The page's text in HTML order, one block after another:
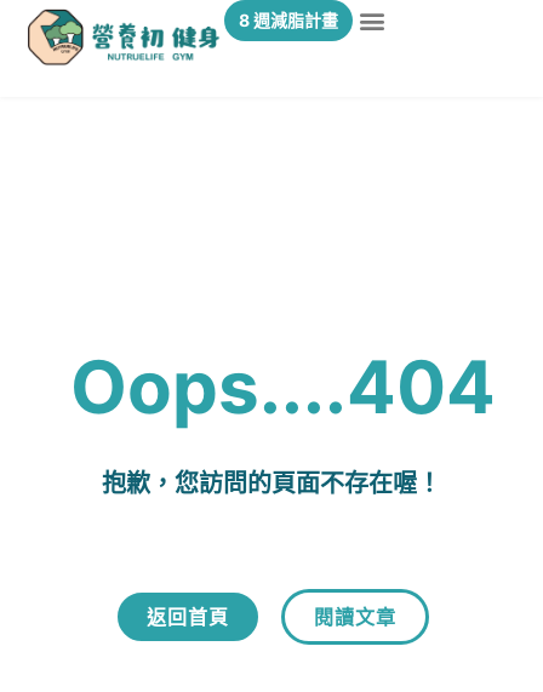
8 週減脂計畫
Oops....404
抱歉，您訪問的頁面不存在喔！
返回首頁 閱讀文章